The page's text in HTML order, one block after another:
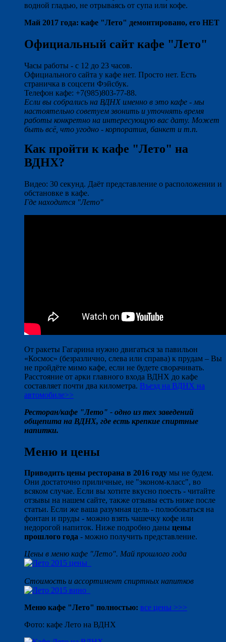
водной гладью, не отрываясь от супа или кофе.
Май 2017 года: кафе "Лето" демонтировано, его НЕТ
Официальный сайт кафе "Лето"
Часы работы - с 12 до 23 часов.
Официального сайта у кафе нет. Просто нет. Есть
страничка в соцсети Фэйсбук.
Телефон кафе: +7(985)803-77-88.
Если вы собрались на ВДНХ именно в это кафе - мы
настоятельно советуем звонить и уточнять время
работы конкретно на интересующую вас дату. Может
быть всё, что угодно - корпоратив, банкет и т.п.
Как пройти к кафе "Лето" на
ВДНХ?
Видео: 30 секунд. Даёт представление о расположении и
обстановке в кафе.
Где находится "Лето"
От ракеты Гагарина нужно двигаться за павильон
«Космос» (безразлично, слева или справа) к прудам – Вы
не пройдёте мимо кафе, если не будете сворачивать.
Расстояние от арки главного входа ВДНХ до кафе
составляет почти два километра. Въезд на ВДНХ на
автомобиле>>
Ресторан/кафе "Лето" - одно из тех заведений
общепита на ВДНХ, где есть крепкие спиртные
напитки.
Меню и цены
Приводить цены ресторана в 2016 году мы не будем.
Они достаточно приличные, не "эконом-класс", во
всяком случае. Если вы хотите вкусно поесть - читайте
отзывы на нашем сайте, также отзывы есть ниже после
статьи. Если же ваша разумная цель - полюбоваться на
фонтан и пруды - можно взять чашечку кофе или
недорогой напиток. Ниже подробно даны цены
прошлого года - можно получить представление.
Цены в меню кафе "Лето". Май прошлого года
Стоимость и ассортимент спиртных напитков
Меню кафе "Лето" полностью: все цены >>>
Фото: кафе Лето на ВДНХ